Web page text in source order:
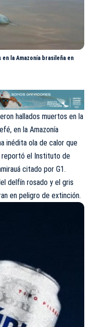
la Amazonía brasileña en
hallados muertos en la
en la Amazonía
inédita ola de calor que
reportó el Instituto de
citado por G1.
delfín rosado y el gris
en peligro de extinción.